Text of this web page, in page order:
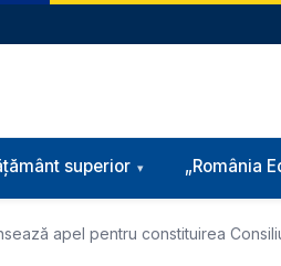
superior „România
apel pentru constituirea